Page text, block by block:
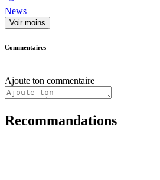
News
Voir moins
Commentaires
Ajoute ton commentaire
Recommandations